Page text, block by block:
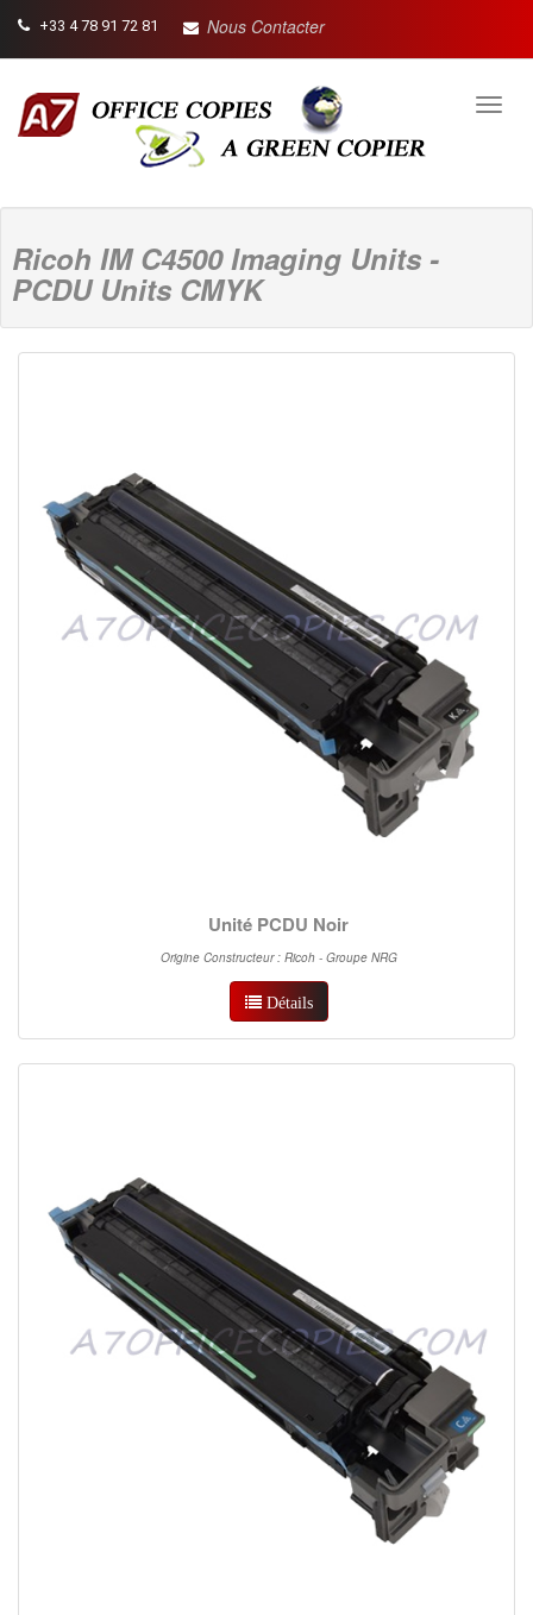
+33 4 78 91 72 81 Nous Contacter
Ricoh IM C4500 Imaging Units -
PCDU Units CMYK
Unité PCDU Noir
Origine Constructeur : Ricoh - Groupe NRG
Détails